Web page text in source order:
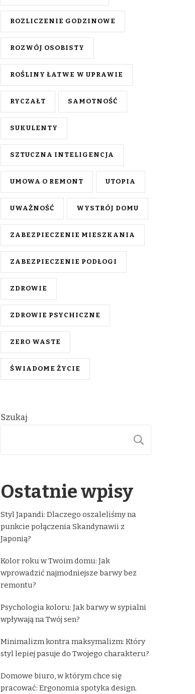
ROZLICZENIE GODZINOWE
ROZWÓJ OSOBISTY
ROŚLINY ŁATWE W UPRAWIE
RYCZAŁT SAMOTNOŚĆ
SUKULENTY
SZTUCZNA INTELIGENCJA
UMOWA O REMONT UTOPIA
UWAŻNOŚĆ WYSTRÓJ DOMU
ZABEZPIECZENIE MIESZKANIA
ZABEZPIECZENIE PODŁOGI
ZDROWIE
ZDROWIE PSYCHICZNE
ZERO WASTE
ŚWIADOME ŻYCIE
Szukaj
Ostatnie wpisy
Styl Japandi: Dlaczego oszaleliśmy na
punkcie połączenia Skandynawii z
Japonią?
Kolor roku w Twoim domu: Jak
wprowadzić najmodniejsze barwy bez
remontu?
Psychologia koloru: Jak barwy w sypialni
wpływają na Twój sen?
Minimalizm kontra maksymalizm: Który
styl lepiej pasuje do Twojego charakteru?
Domowe biuro, w którym chce się
pracować: Ergonomia spotyka design.